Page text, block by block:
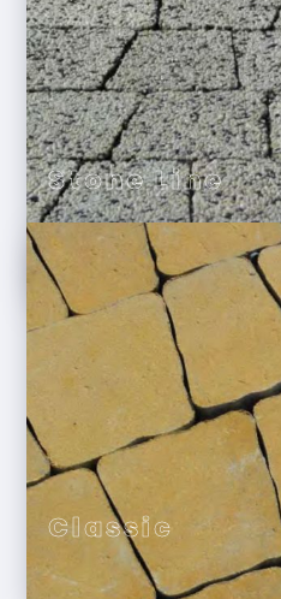
Stone Line
Classic